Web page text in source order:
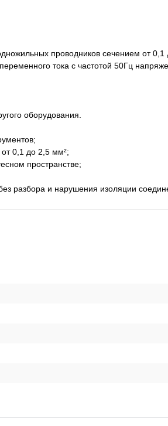
проводников сечением от 0,1
тока с частотой 50Гц
оборудования.
0,1 до 2,5 мм²;
пространстве;
разбора и нарушения изоляции